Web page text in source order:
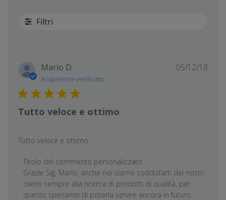
Filtri
Mario D.
Acquirente verificato
Tutto veloce e ottimo
Tutto veloce e ottimo
Commenti del proprietario del negozio sulla
Titolo del commento personalizzato
Grazie Sig. Mario, anche noi siamo soddisfatti dei nostri
clienti sempre alla ricerca di prodotti di qualità, per
questo speriamo di poterla servire ancora in futuro.
05/12/18